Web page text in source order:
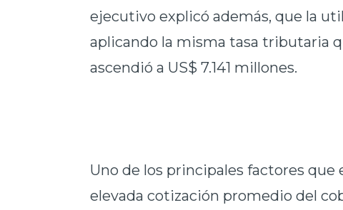
ejecutivo explicó además, que la
aplicando la misma tasa tributaria
ascendió a US$ 7.141 millones.
Uno de los principales factores
elevada cotización promedio del